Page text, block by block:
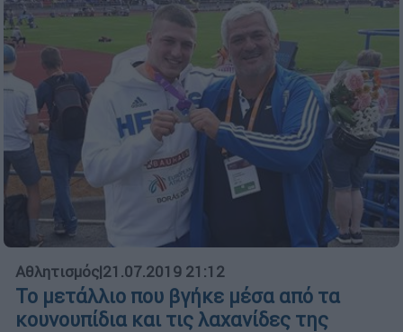
Αθλητισμός|21.07.2019 21:12
To μετάλλιο που βγήκε μέσα από τα
κουνουπίδια και τις λαχανίδες της